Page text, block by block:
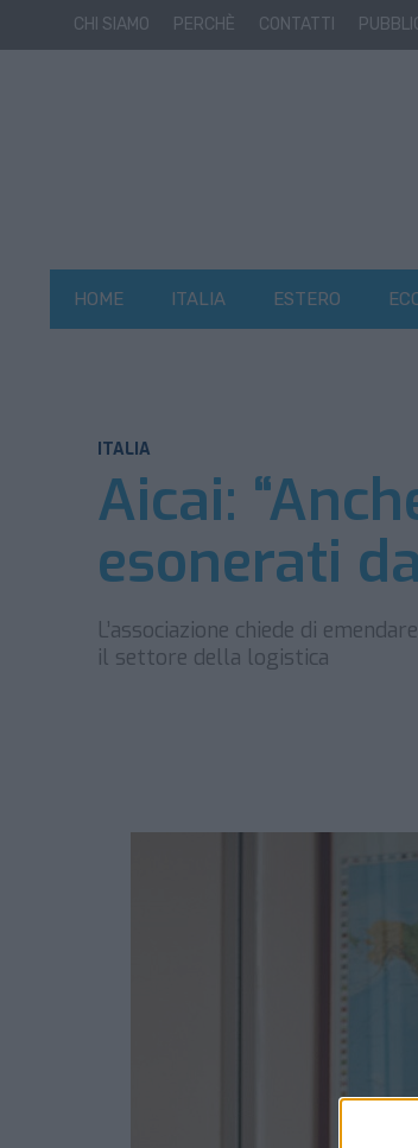
CHI SIAMO PERCHÈ CONTATTI
HOME ITALIA ESTERO
ITALIA
Aicai:
esonerati
L’associazione chiede di
il settore della logistica